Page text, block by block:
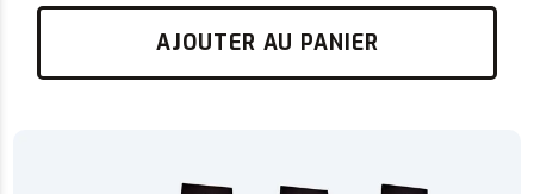
AJOUTER AU PANIER